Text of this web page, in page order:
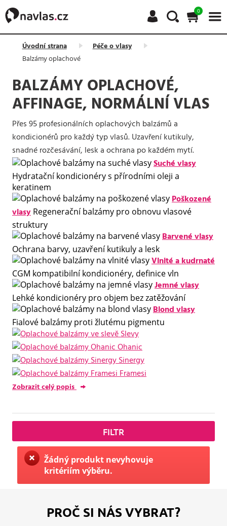
0
Úvodní strana
Péče o vlasy
Balzámy oplachové
BALZÁMY OPLACHOVÉ,
AFFINAGE, NORMÁLNÍ VLAS
Přes 95 profesionálních oplachových balzámů a
kondicionérů pro každý typ vlasů. Uzavření kutikuly,
snadné rozčesávání, lesk a ochrana po každém mytí.
Suché vlasy
Hydratační kondicionéry s přírodními oleji a
keratinem
Poškozené
vlasy Regenerační balzámy pro obnovu vlasové
struktury
Barvené vlasy
Ochrana barvy, uzavření kutikuly a lesk
Vlnité a kudrnaté
CGM kompatibilní kondicionéry, definice vln
Jemné vlasy
Lehké kondicionéry pro objem bez zatěžování
Blond vlasy
Fialové balzámy proti žlutému pigmentu
Slevy
Ohanic
Sinergy
Framesi
Zobrazit celý popis
FILTR
Žádný produkt nevyhovuje
kritériím výběru.
PROČ SI NÁS VYBRAT?